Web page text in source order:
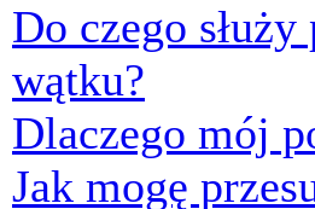
Do czego
wątku?
Dlaczego mój
Jak mogę